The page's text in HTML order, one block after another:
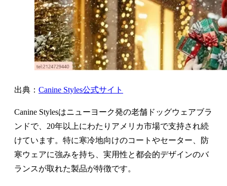
出典： Canine Styles公式サイト
Canine Stylesはニューヨーク発の老舗ドッグウェアブラ
ンドで、20年以上にわたりアメリカ市場で支持され続
けています。特に寒冷地向けのコートやセーター、防
寒ウェアに強みを持ち、実用性と都会的デザインのバ
ランスが取れた製品が特徴です。